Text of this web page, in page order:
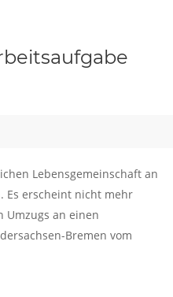
Lebensgemeinschaft an
Es erscheint nicht mehr
Umzugs an einen
Bremen vom